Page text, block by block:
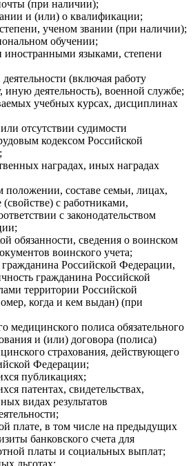
(при наличии);
и (или) о квалификации;
ученом звании (при наличии);
обучении;
иностранными языками, степени
(включая работу
иную деятельность), военной службе;
учебных курсах, дисциплинах
отсутствии судимости
кодексом Российской
наградах, иных наградах
положении, составе семьи, лицах,
с работниками,
с законодательством
обязанности, сведения о воинском
воинского учета;
Российской Федерации,
гражданина Российской
территории Российской
когда и кем выдан) (при
медицинского полиса обязательного
и (или) договора (полиса)
страхования, действующего
Федерации;
публикациях;
патентах, свидетельствах,
видах результатов
плате, в том числе на предыдущих
банковского счета для
платы и социальных выплат;
льготах;